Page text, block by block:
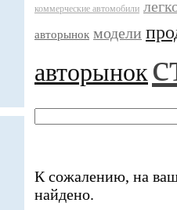
коммерческие автомобили
авторынок модели
авторынок
К сожалению, на
найдено.